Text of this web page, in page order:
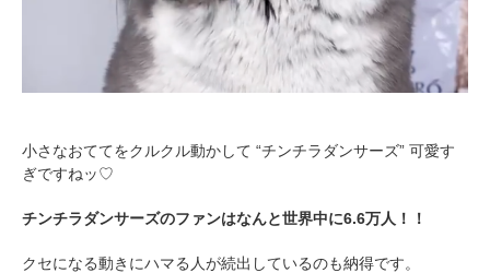
小さなおててをクルクル動かして “チンチラダンサーズ” 可愛す
ぎですねッ♡
チンチラダンサーズのファンはなんと世界中に6.6万人！！
クセになる動きにハマる人が続出しているのも納得です。